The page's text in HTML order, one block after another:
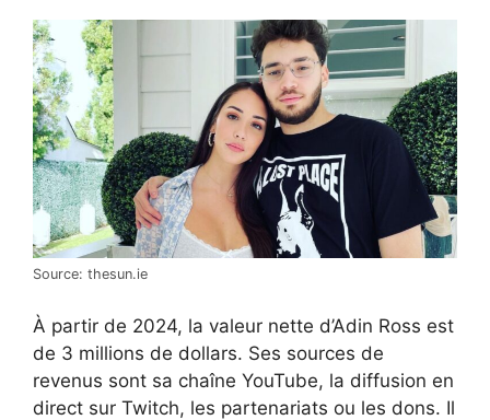
Source: thesun.ie
À partir de 2024, la valeur nette d’Adin Ross est
de 3 millions de dollars. Ses sources de
revenus sont sa chaîne YouTube, la diffusion en
direct sur Twitch, les partenariats ou les dons. Il